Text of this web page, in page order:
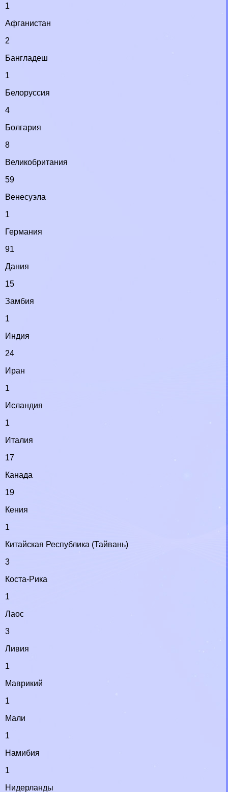
1
Афганистан
2
Бангладеш
1
Белоруссия
4
Болгария
8
Великобритания
59
Венесуэла
1
Германия
91
Дания
15
Замбия
1
Индия
24
Иран
1
Исландия
1
Италия
17
Канада
19
Кения
1
Китайская Республика (Тайвань)
3
Коста-Рика
1
Лаос
3
Ливия
1
Маврикий
1
Мали
1
Намибия
1
Нидерланды